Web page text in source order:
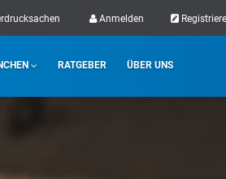
Anmelden
RATGEBER ÜBER UNS